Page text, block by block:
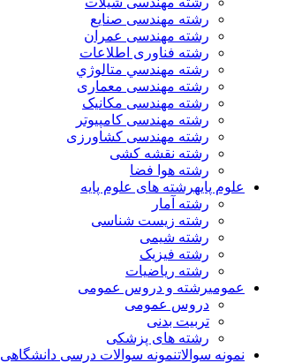
رشته مهندسی صنایع
رشته مهندسی عمران
رشته فناوری اطلاعات
رشته مهندسي متالوژي
رشته مهندسی معماری
رشته مهندسی مکانیک
رشته مهندسی کامپیوتر
رشته مهندسی کشاورزی
رشته نقشه کشی
رشته هوا فضا
علوم پایهرشته های علوم پایه
رشته آمار
رشته زیست شناسی
رشته شیمی
رشته فیزیک
رشته ریاضیات
عمومیرشته و دروس عمومی
دروس عمومی
تربیت بدنی
رشته های پزشکی
نمونه سوالاتنمونه سوالات درسی دانشگاهی